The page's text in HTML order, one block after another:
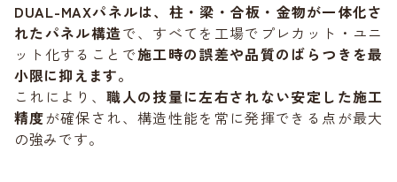
DUAL-MAXパネルは、柱・梁・合板・金物が一体化さ
れたパネル構造で、すべてを工場でプレカット・ユニ
ット化することで施工時の誤差や品質のばらつきを最
小限に抑えます。
これにより、職人の技量に左右されない安定した施工
精度が確保され、構造性能を常に発揮できる点が最大
の強みです。